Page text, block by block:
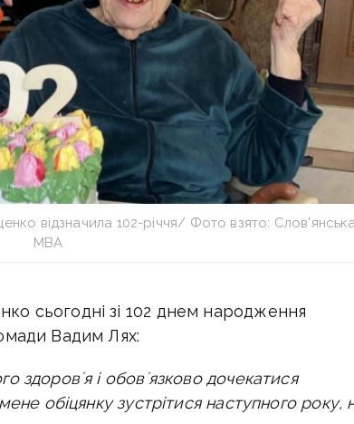
відзначила 102-річчя/ Фото взято:
МВА
сьогодні зі 102 днем народження
Вадим Лях:
здоровʼя і обовʼязково дочекатися
обіцянку зустрітися наступного року,